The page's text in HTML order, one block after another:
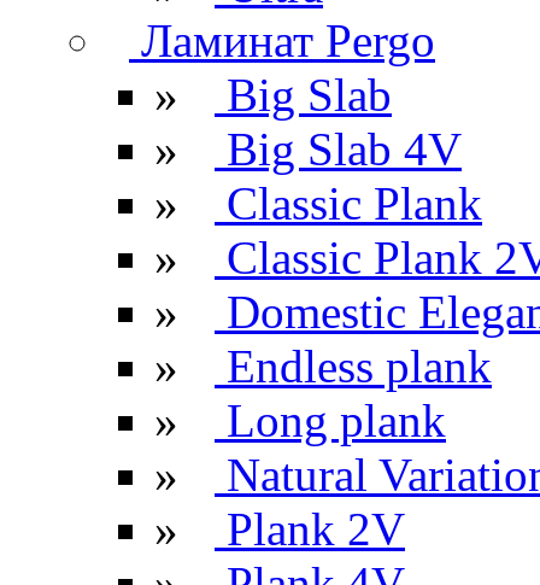
Ламинат Pergo
»
Big Slab
»
Big Slab 4V
»
Classic Plank
»
Classic Plank
»
Domestic
»
Endless plank
»
Long plank
»
Natural
»
Plank 2V